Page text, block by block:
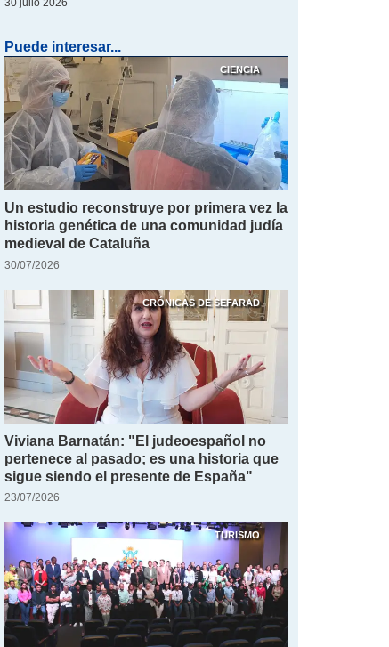
30 julio 2026
Puede interesar...
CIENCIA
Un estudio reconstruye por primera vez la
historia genética de una comunidad judía
medieval de Cataluña
30/07/2026
CRÓNICAS DE SEFARAD
Viviana Barnatán: "El judeoespañol no
pertenece al pasado; es una historia que
sigue siendo el presente de España"
23/07/2026
TURISMO